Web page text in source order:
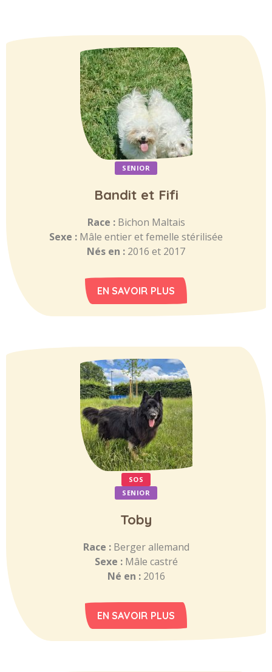
SENIOR
Bandit et Fifi
Race : Bichon Maltais
Sexe : Mâle entier et femelle stérilisée
Nés en : 2016 et 2017
EN SAVOIR PLUS
SOS
SENIOR
Toby
Race : Berger allemand
Sexe : Mâle castré
Né en : 2016
EN SAVOIR PLUS